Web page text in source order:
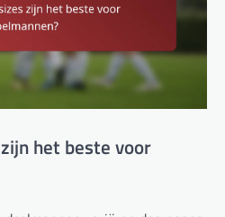
het beste voor